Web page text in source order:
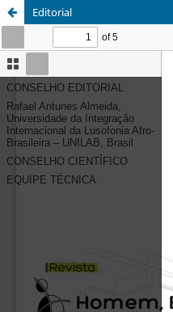
Editorial